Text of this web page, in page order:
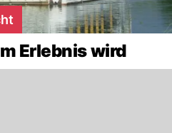
Erlebnis wird